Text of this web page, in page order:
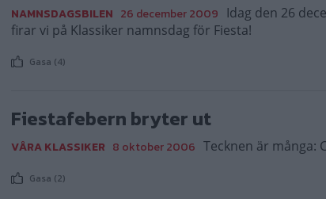
NAMNSDAGSBILEN 26 december 2009 Idag den 26
firar vi på Klassiker namnsdag för Fiesta!
Gasa (4)
Fiestafebern bryter ut
VÅRA KLASSIKER 8 oktober 2006 Tecknen är många:
Gasa (2)